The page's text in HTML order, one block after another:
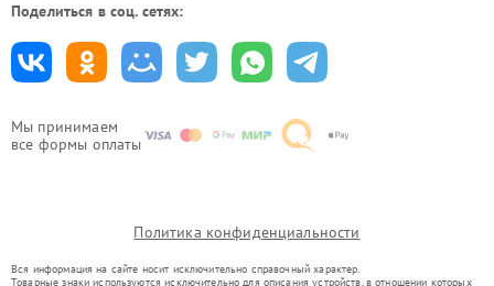
Мы принимаем
все формы оплаты
Поделиться в соц. сетях:
Политика конфиденциальности
Вся информация на сайте носит исключительно справочный характер.
Товарные знаки используются исключительно для описания устройств, в отношении которых